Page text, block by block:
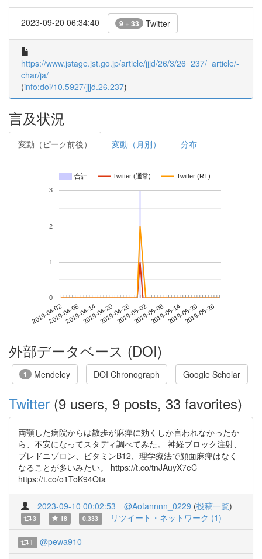
2023-09-20 06:34:40 9 + 33 Twitter
https://www.jstage.jst.go.jp/article/jjjd/26/3/26_237/_article/-
char/ja/
(info:doi/10.5927/jjjd.26.237)
言及状況
変動（ピーク前後） 変動（月別） 分布
合計 Twitter (通常) Twitter (RT)
2019-04-022019-04-082019-04-142019-04-202019-04-262019-05-022019-05-082019-05-142019-05-202019-05-26
0
1
2
3
外部データベース (DOI)
1 Mendeley DOI Chronograph Google Scholar
Twitter (9 users, 9 posts, 33 favorites)
両顎した病院からは散歩が麻痺に効くしか言われなかったか
ら、不安になってスタディ調べてみた。 神経ブロック注射、
プレドニゾロン、ビタミンB12、理学療法で顔面麻痺はなく
なることが多いみたい。 https://t.co/tnJAuyX7eC
https://t.co/o1ToK94Ota
2023-09-10 00:02:53 @Aotannnn_0229 (投稿一覧)
3 18 0.333 リツイート・ネットワーク (1)
1 @pewa910